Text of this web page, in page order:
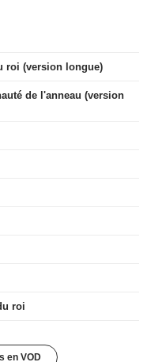
roi (version longue)
de l'anneau (version
roi
en VOD